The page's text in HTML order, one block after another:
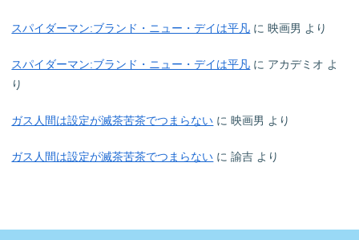
スパイダーマン:ブランド・ニュー・デイは平凡 に映画男 より
スパイダーマン:ブランド・ニュー・デイは平凡 に アカデミオ よ
り
ガス人間は設定が滅茶苦茶でつまらない に映画男 より
ガス人間は設定が滅茶苦茶でつまらない に諭吉 より